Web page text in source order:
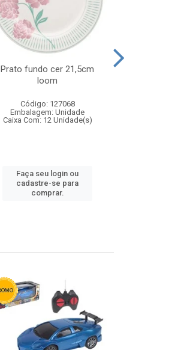
Prato fundo cer 21,5cm
loom
Código: 127068
Embalagem: Unidade
Caixa Com: 12 Unidade(s)
Faça seu login ou
cadastre-se para
comprar.